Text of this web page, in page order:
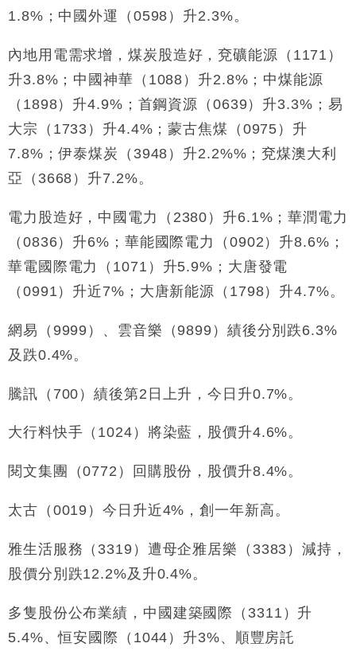
15:47
財經｜恒隆10月換帥 玩具「反」斗城亞洲CEO蔡德
粦接任
15:11
財經｜韓股反覆波動收跌 連挫7周創逾3年最長跌勢
13:44
財經｜內地7月美元計價出口增近24%勝預期 貿易順
差達1125億美元
12:44
財經｜日本春季三度入市撐日圓 4月單日斥6.28萬億
日圓干預創新高
11:12
國際｜特朗普料美伊戰事快結束 承認部分彈藥庫存緊
張
15:59
財經｜SA售股自救後再出手 斥4億美元押注未上市公
司
1.8%；中國外運（0598）升2.3%。
內地用電需求增，煤炭股造好，兗礦能源（1171）
升3.8%；中國神華（1088）升2.8%；中煤能源
（1898）升4.9%；首鋼資源（0639）升3.3%；易
大宗（1733）升4.4%；蒙古焦煤（0975）升
7.8%；伊泰煤炭（3948）升2.2%%；兗煤澳大利
亞（3668）升7.2%。
電力股造好，中國電力（2380）升6.1%；華潤電力
（0836）升6%；華能國際電力（0902）升8.6%；
華電國際電力（1071）升5.9%；大唐發電
（0991）升近7%；大唐新能源（1798）升4.7%。
網易（9999）、雲音樂（9899）績後分別跌6.3%
及跌0.4%。
騰訊（700）績後第2日上升，今日升0.7%。
大行料快手（1024）將染藍，股價升4.6%。
閱文集團（0772）回購股份，股價升8.4%。
太古（0019）今日升近4%，創一年新高。
雅生活服務（3319）遭母企雅居樂（3383）減持，
股價分別跌12.2%及升0.4%。
多隻股份公布業績，中國建築國際（3311）升
5.4%、恒安國際（1044）升3%、順豐房託